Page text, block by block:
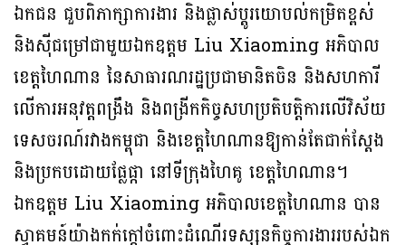
ឯកជន ជួបពិភាក្សាការងារ និងផ្លាស់ប្តូរយោបល់កម្រិតខ្ពស់
និងស៊ីជម្រៅជាមួយឯកឧត្តម Liu Xiaoming អភិបាល
ខេត្តហៃណាន នៃសាធារណរដ្ឋប្រជាមានិតចិន និងសហការី
លើការអនុវត្តពង្រឹង និងពង្រីកកិច្ចសហប្រតិបត្តិការលើវិស័យ
ទេសចរណ៍រវាងកម្ពុជា និងខេត្តហៃណានឱ្យកាន់តែជាក់ស្តែង
និងប្រកបដោយផ្លែផ្កា នៅទីក្រុងហៃគូ ខេត្តហៃណាន។
ឯកឧត្តម Liu Xiaoming អភិបាលខេត្តហៃណាន បាន
ស្វាគមន៍យ៉ាងកក់ក្តៅចំពោះដំណើរទស្សនកិច្ចការងាររបស់ឯក